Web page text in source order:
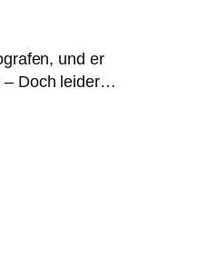
und er
– Doch leider…